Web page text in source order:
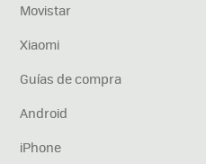
Movistar
Xiaomi
Guías de compra
Android
iPhone